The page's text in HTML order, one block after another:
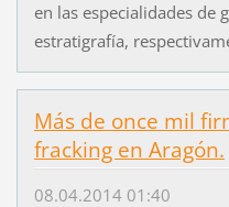
en las especialidades de
estratigrafía,
Más de once mil
fracking en Aragón.
08.04.2014 01:40